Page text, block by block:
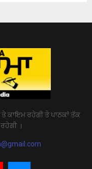
ਕਾਇਮ ਰਹੇਗੀ ਤੇ ਪਾਠਕਾਂ ਤੱਕ
।